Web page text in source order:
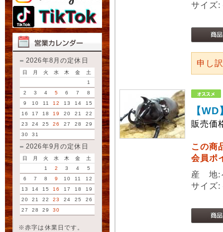
2026年8月の定休日
日 月 火 水 木 金
土
1
2
3 4 5 6 7
8
9
10 11 12 13 14
15
16
17 18 19 20 21
22
23
24 25 26 27 28
29
30
31
2026年9月の定休日
日 月 火 水 木 金
土
1
2 3 4
5
6
7 8 9 10 11
12
13
14 15 16 17 18
19
20
21 22 23 24 25
26
27
28 29 30
※赤字は休業日です。
サイ
申し
【
販売価
この商
会員ポ
産 地:
サイ